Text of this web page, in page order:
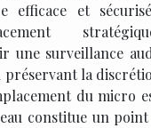
efficace et
une surveillance
préservant la
du micro
constitue un